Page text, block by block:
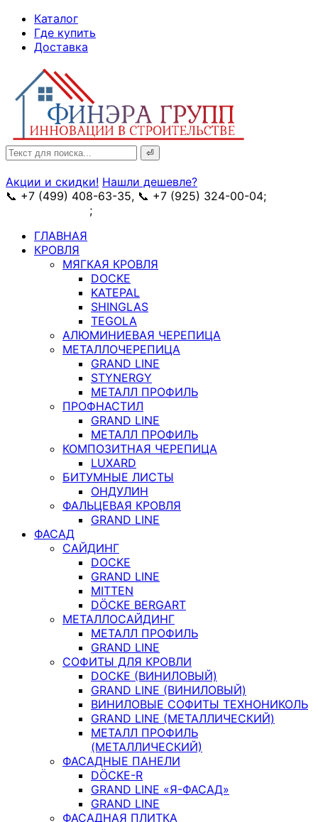
Skip
Content
Каталог
Где купить
Доставка
Search
for:
Акции и скидки! Нашли дешевле?
📞 +7 (499) 408-63-35, 📞 +7 (925) 324-00-04;
;
ГЛАВНАЯ
КРОВЛЯ
МЯГКАЯ КРОВЛЯ
DOCKE
KATEPAL
SHINGLAS
TEGOLA
АЛЮМИНИЕВАЯ ЧЕРЕПИЦА
МЕТАЛЛОЧЕРЕПИЦА
GRAND LINE
STYNERGY
МЕТАЛЛ ПРОФИЛЬ
ПРОФНАСТИЛ
GRAND LINE
МЕТАЛЛ ПРОФИЛЬ
КОМПОЗИТНАЯ ЧЕРЕПИЦА
LUXARD
БИТУМНЫЕ ЛИСТЫ
ОНДУЛИН
ФАЛЬЦЕВАЯ КРОВЛЯ
GRAND LINE
ФАСАД
САЙДИНГ
DOCKE
GRAND LINE
MITTEN
DÖCKE BERGART
МЕТАЛЛОСАЙДИНГ
МЕТАЛЛ ПРОФИЛЬ
GRAND LINE
СОФИТЫ ДЛЯ КРОВЛИ
DOCKE (ВИНИЛОВЫЙ)
GRAND LINE (ВИНИЛОВЫЙ)
ВИНИЛОВЫЕ СОФИТЫ ТЕХНОНИКОЛЬ
GRAND LINE (МЕТАЛЛИЧЕСКИЙ)
МЕТАЛЛ ПРОФИЛЬ
(МЕТАЛЛИЧЕСКИЙ)
ФАСАДНЫЕ ПАНЕЛИ
DÖCKE-R
GRAND LINE «Я-ФАСАД»
GRAND LINE
ФАСАДНАЯ ПЛИТКА